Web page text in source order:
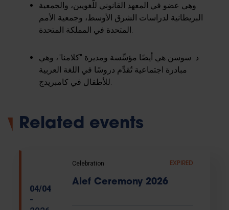
وهي عضو في المعهد القانوني للّغويين، والجمعية
البريطانية لدراسات الشرق الأوسط، وجمعية الأمم
المتحدة في المملكة المتحدة.
د. سوسن هي أيضًا مؤسِّسة ومديرة "كلامنا"، وهي
مبادرة اجتماعية تُقدِّم دروسًا في اللغة العربية
للأطفال في كامبريدج.
Related events
04/04
-
Celebration EXPIRED
Alef Ceremony 2026